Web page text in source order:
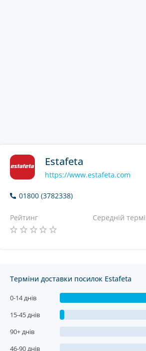
Estafeta
https://www.estafeta.com
01800 (3782338)
Рейтинг Середній
Терміни доставки посилок Estafeta
0-14 днів
15-45 днів
90+ днів
46-90 днів